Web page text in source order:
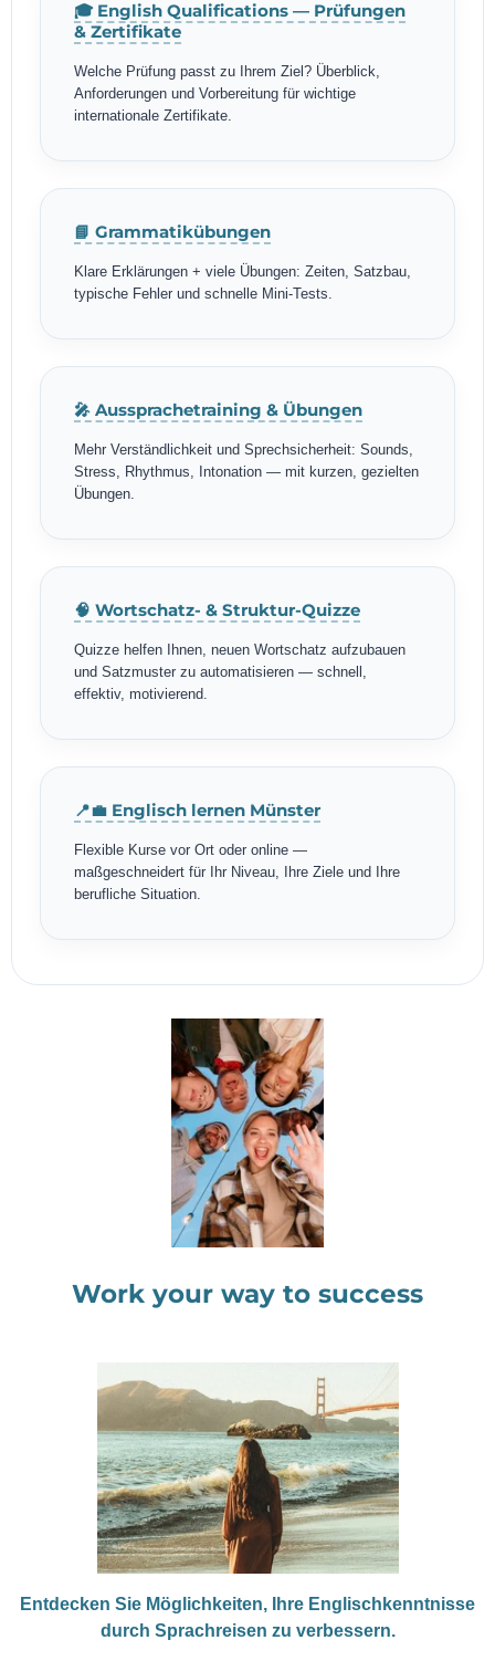
🎓 English Qualifications — Prüfungen
& Zertifikate
Welche Prüfung passt zu Ihrem Ziel? Überblick,
Anforderungen und Vorbereitung für wichtige
internationale Zertifikate.
📘 Grammatikübungen
Klare Erklärungen + viele Übungen: Zeiten, Satzbau,
typische Fehler und schnelle Mini-Tests.
🎤 Aussprachetraining & Übungen
Mehr Verständlichkeit und Sprechsicherheit: Sounds,
Stress, Rhythmus, Intonation — mit kurzen, gezielten
Übungen.
🧠 Wortschatz- & Struktur-Quizze
Quizze helfen Ihnen, neuen Wortschatz aufzubauen
und Satzmuster zu automatisieren — schnell,
effektiv, motivierend.
📍💼 Englisch lernen Münster
Flexible Kurse vor Ort oder online —
maßgeschneidert für Ihr Niveau, Ihre Ziele und Ihre
berufliche Situation.
Work your way to success
Entdecken Sie Möglichkeiten, Ihre Englischkenntnisse
durch Sprachreisen zu verbessern.